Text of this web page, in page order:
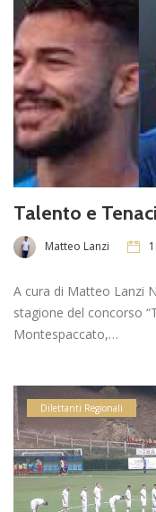
Talento e
Matteo Lanzi
A cura di Matteo Lanzi
stagione del concorso
Montespaccato,…
Dilettanti Regionali